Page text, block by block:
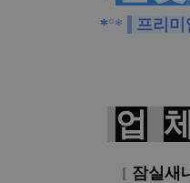
*°* 프리미
업 체
[ 잠실새